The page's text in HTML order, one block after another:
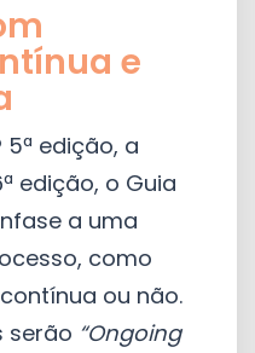
e
5ª edição, a
edição, o Guia
a uma
como
ou não.
serão “Ongoing